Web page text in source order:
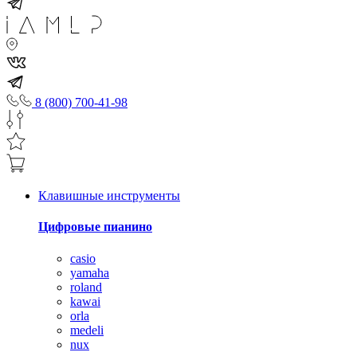
8 (800) 700-41-98
Клавишные инструменты
Цифровые пианино
casio
yamaha
roland
kawai
orla
medeli
nux